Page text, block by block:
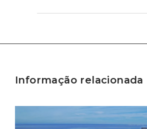
Informação relacionada